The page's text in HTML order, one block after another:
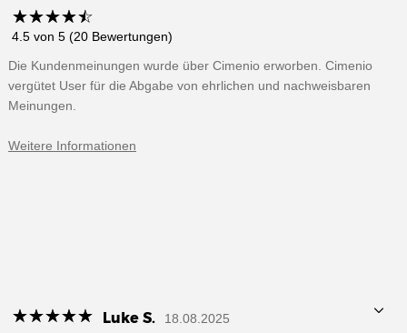
☆☆☆☆☆
★★★★★
4.5 von 5 (20 Bewertungen)
Die Kundenmeinungen wurde über Cimenio erworben. Cimenio
vergütet User für die Abgabe von ehrlichen und nachweisbaren
Meinungen.
Weitere Informationen
☆☆☆☆☆
★★★★★ Luke S. 18.08.2025